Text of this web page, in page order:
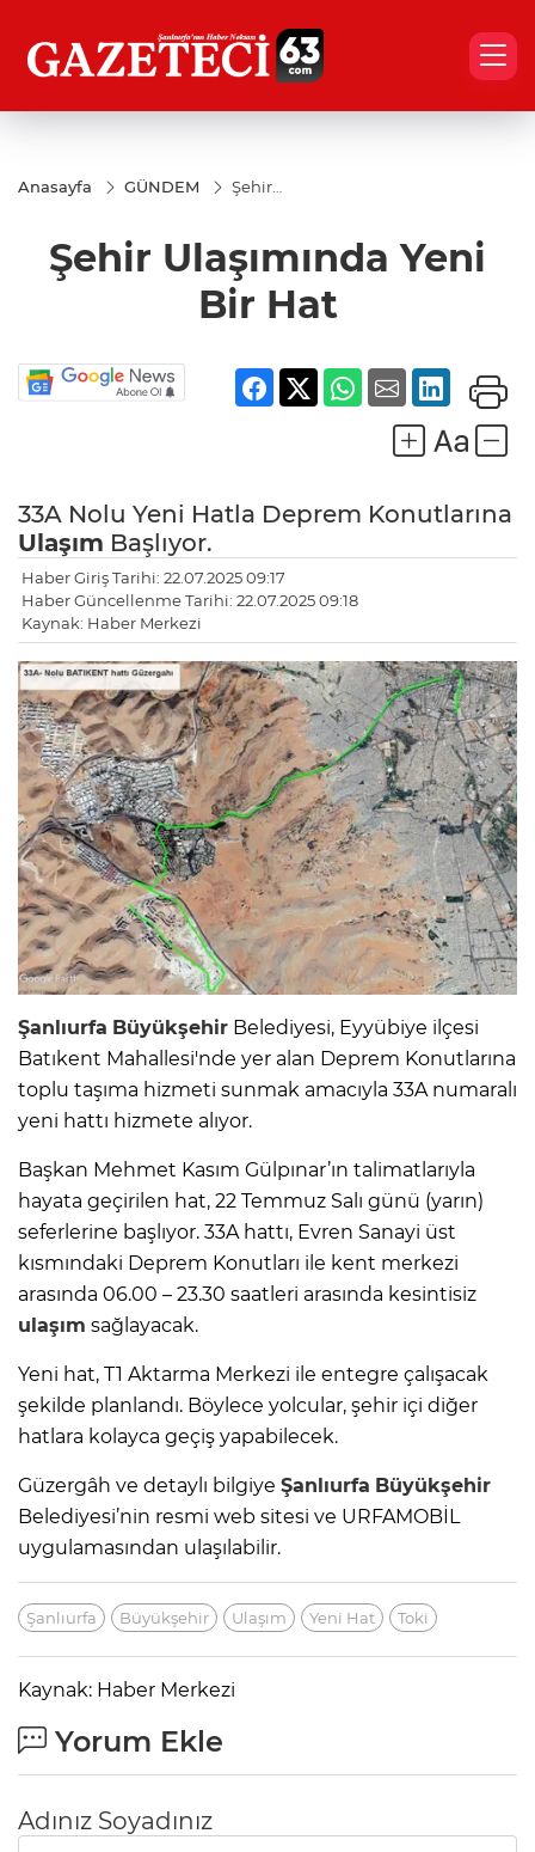
Anasayfa GÜNDEM
Şehir
Şehir Ulaşımında Yeni
Bir Hat
33A Nolu Yeni Hatla Deprem Konutlarına
Ulaşım Başlıyor.
Haber Giriş Tarihi: 22.07.2025 09:17
Haber Güncellenme Tarihi: 22.07.2025 09:18
Kaynak: Haber Merkezi
Şanlıurfa Büyükşehir Belediyesi, Eyyübiye ilçesi
Batıkent Mahallesi'nde yer alan Deprem Konutlarına
toplu taşıma hizmeti sunmak amacıyla 33A numaralı
yeni hattı hizmete alıyor.
Başkan Mehmet Kasım Gülpınar’ın talimatlarıyla
hayata geçirilen hat, 22 Temmuz Salı günü (yarın)
seferlerine başlıyor. 33A hattı, Evren Sanayi üst
kısmındaki Deprem Konutları ile kent merkezi
arasında 06.00 – 23.30 saatleri arasında kesintisiz
ulaşım sağlayacak.
Yeni hat, T1 Aktarma Merkezi ile entegre çalışacak
şekilde planlandı. Böylece yolcular, şehir içi diğer
hatlara kolayca geçiş yapabilecek.
Güzergâh ve detaylı bilgiye Şanlıurfa Büyükşehir
Belediyesi’nin resmi web sitesi ve URFAMOBİL
uygulamasından ulaşılabilir.
Şanlıurfa Büyükşehir Ulaşım Yeni Hat Toki
Kaynak: Haber Merkezi
Yorum Ekle
Adınız Soyadınız